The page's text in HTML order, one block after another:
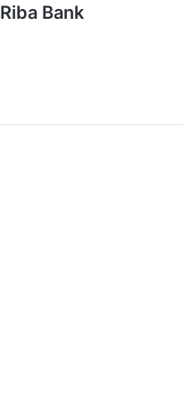
Riba Bank